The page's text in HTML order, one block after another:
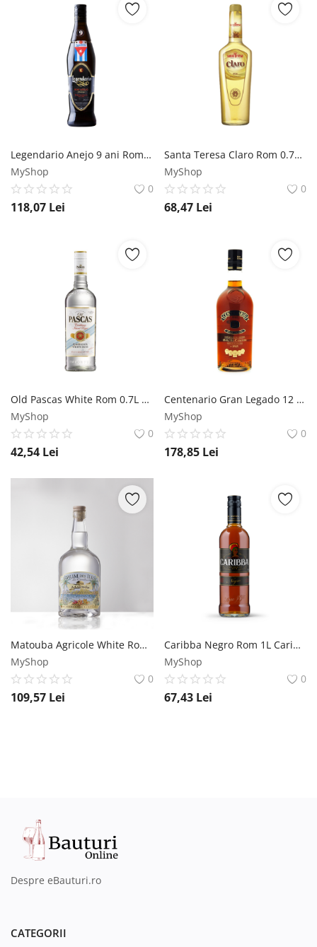
Legendario Anejo 9 ani Rom 0.7L Legendario
MyShop
0
118,07 Lei
Santa Teresa Claro Rom 0.7L Santa Teresa
MyShop
0
68,47 Lei
Old Pascas White Rom 0.7L Old Pascas
MyShop
0
42,54 Lei
Centenario Gran Legado 12 ani Rom 0.7L Centenario
MyShop
0
178,85 Lei
Matouba Agricole White Rom 0.7L Dobbe
MyShop
0
109,57 Lei
Caribba Negro Rom 1L Caribba
MyShop
0
67,43 Lei
Despre eBauturi.ro
CATEGORII